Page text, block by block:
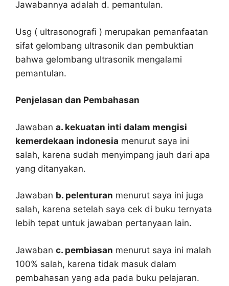
Jawabannya adalah d. pemantulan.
Usg ( ultrasonografi ) merupakan pemanfaatan
sifat gelombang ultrasonik dan pembuktian
bahwa gelombang ultrasonik mengalami
pemantulan.
Penjelasan dan Pembahasan
Jawaban a. kekuatan inti dalam mengisi
kemerdekaan indonesia menurut saya ini
salah, karena sudah menyimpang jauh dari apa
yang ditanyakan.
Jawaban b. pelenturan menurut saya ini juga
salah, karena setelah saya cek di buku ternyata
lebih tepat untuk jawaban pertanyaan lain.
Jawaban c. pembiasan menurut saya ini malah
100% salah, karena tidak masuk dalam
pembahasan yang ada pada buku pelajaran.